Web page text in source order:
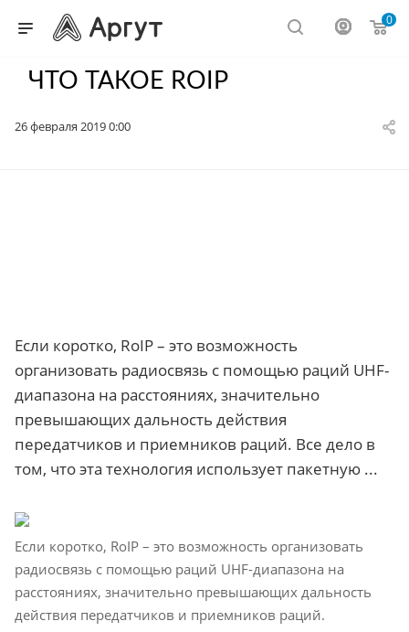
0
ЧТО ТАКОЕ ROIP
26 февраля 2019 0:00
Если коротко, RoIP – это возможность
организовать радиосвязь с помощью раций UHF-
диапазона на расстояниях, значительно
превышающих дальность действия
передатчиков и приемников раций. Все дело в
том, что эта технология использует пакетную ...
Если коротко, RoIP – это возможность организовать
радиосвязь с помощью раций UHF-диапазона на
расстояниях, значительно превышающих дальность
действия передатчиков и приемников раций.